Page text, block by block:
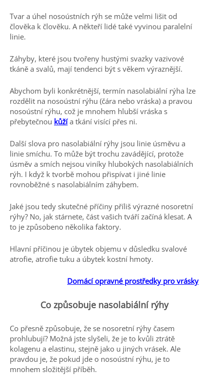
Tvar a úhel nosoústních rýh se může velmi lišit od
člověka k člověku. A někteří lidé také vyvinou paralelní
linie.
Záhyby, které jsou tvořeny hustými svazky vazivové
tkáně a svalů, mají tendenci být s věkem výraznější.
Abychom byli konkrétnější, termín nasolabiální rýha lze
rozdělit na nosoústní rýhu (čára nebo vráska) a pravou
nosoústní rýhu, což je mnohem hlubší vráska s
přebytečnou kůžía tkání visící přes ni.
Další slova pro nasolabiální rýhy jsou linie úsměvu a
linie smíchu. To může být trochu zavádějící, protože
úsměv a smích nejsou viníky hlubokých nasolabiálních
rýh. I když k tvorbě mohou přispívat i jiné linie
rovnoběžné s nasolabiálním záhybem.
Jaké jsou tedy skutečné příčiny příliš výrazné nosoretní
rýhy? No, jak stárnete, část vašich tváří začíná klesat. A
to je způsobeno několika faktory.
Hlavní příčinou je úbytek objemu v důsledku svalové
atrofie, atrofie tuku a úbytek kostní hmoty.
Domácí opravné prostředky pro vrásky
Co způsobuje nasolabiální rýhy
Co přesně způsobuje, že se nosoretní rýhy časem
prohlubují? Možná jste slyšeli, že je to kvůli ztrátě
kolagenu a elastinu, stejně jako u jiných vrásek. Ale
pravdou je, že pokud jde o nosoústní rýhu, je to
mnohem složitější příběh.